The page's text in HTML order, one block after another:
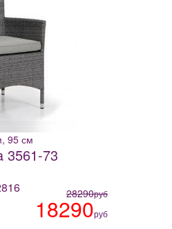
95 см
3561-73
28290руб
18290руб